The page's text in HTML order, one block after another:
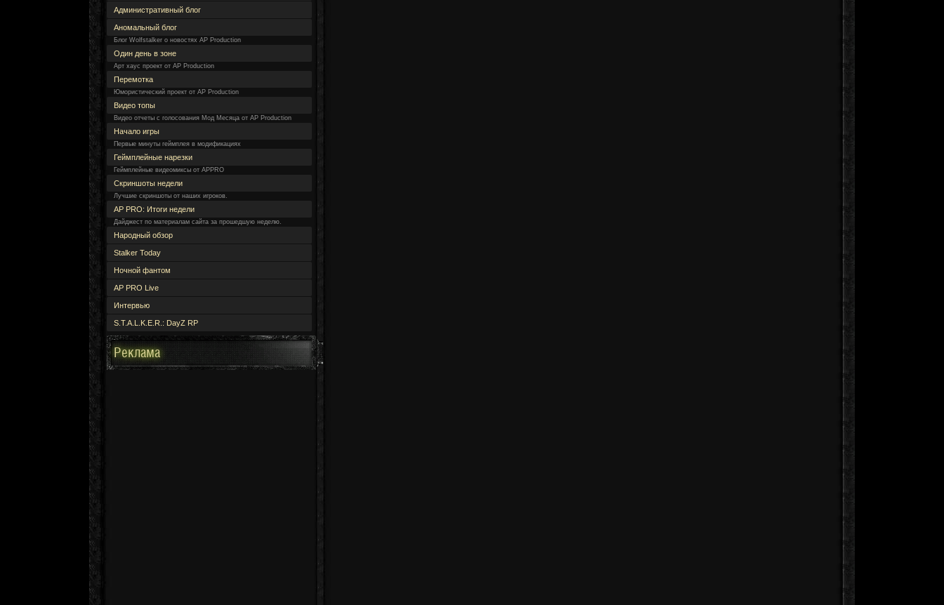
Административный блог
Аномальный блог
Блог Wolfstalker о новостях AP Production
Один день в зоне
Арт хаус проект от AP Production
Перемотка
Юмористический проект от AP Production
Видео топы
Видео отчеты с голосования Мод Месяца от AP Production
Начало игры
Первые минуты геймплея в модификациях
Геймплейные нарезки
Геймплейные видеомиксы от APPRO
Скриншоты недели
Лучшие скриншоты от наших игроков.
AP PRO: Итоги недели
Дайджест по материалам сайта за прошедшую неделю.
Народный обзор
Stalker Today
Ночной фантом
AP PRO Live
Интервью
S.T.A.L.K.E.R.: DayZ RP
Реклама